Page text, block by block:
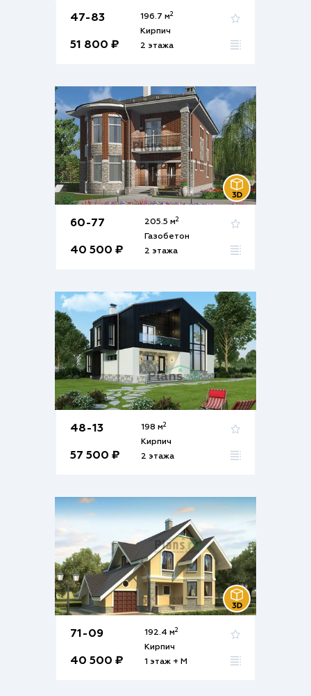
47-83
51 800 ₽
196.7 м2
Кирпич
2 этажа
60-77
40 500 ₽
205.5 м2
Газобетон
2 этажа
48-13
57 500 ₽
198 м2
Кирпич
2 этажа
71-09
40 500 ₽
192.4 м2
Кирпич
1 этаж + М